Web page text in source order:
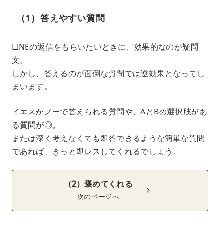
（1）答えやすい質問
LINEの返信をもらいたいときに、効果的なのが疑問
文。
しかし、答えるのが面倒な質問では逆効果となってし
まいます。
イエスかノーで答えられる質問や、AとBの選択肢があ
る質問が◎。
または深く考えなくても即答できるような簡単な質問
であれば、きっと即レスしてくれるでしょう。
（2）褒めてくれる
次のページへ